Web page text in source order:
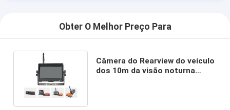
Obter O Melhor Preço Para
Câmera do Rearview do veículo
dos 10m da visão noturna